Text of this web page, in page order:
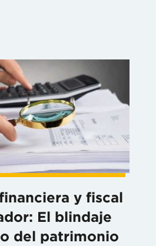
y fiscal
El blindaje
del patrimonio